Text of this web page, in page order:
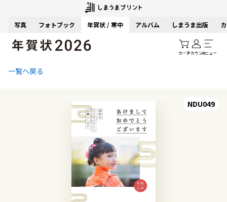
写真 フォトブック 年賀状 / 寒中 アルバム しまうま出版
カートアカウントメニュー
一覧へ戻る
NDU049